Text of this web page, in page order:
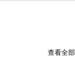
查看全部